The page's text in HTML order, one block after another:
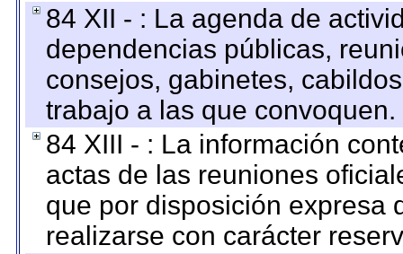
84 XII - : La agenda de
dependencias públicas,
consejos, gabinetes,
trabajo a las que convoquen.
84 XIII - : La información
actas de las reuniones
que por disposición expresa
realizarse con carácter